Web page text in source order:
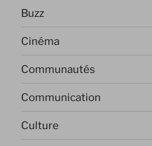
Buzz
Cinéma
Communautés
Communication
Culture